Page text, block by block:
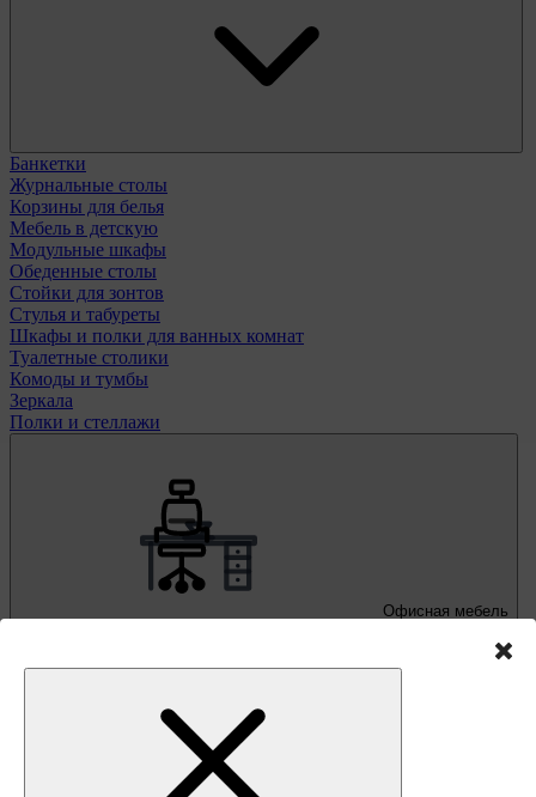
Банкетки
Журнальные столы
Корзины для белья
Мебель в детскую
Модульные шкафы
Обеденные столы
Стойки для зонтов
Стулья и табуреты
Шкафы и полки для ванных комнат
Туалетные столики
Комоды и тумбы
Зеркала
Полки и стеллажи
Офисная мебель